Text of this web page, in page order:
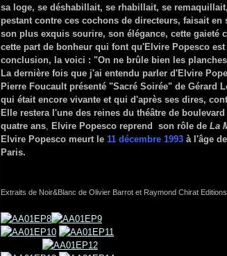
sa loge, se déshabillait, se rhabillait, se
pestant contre ces cochons de directeurs, faisait
son plus exquis sourire, son élégance, cette gaieté
cette part de bonheur qui font qu'Elvire Popesco
conclusion, la voici : "On ne brûle bien les
La dernière fois que j'ai entendu parler d'Elvire
Pierre Foucault présenté "Sacré Soirée" de Gérard
qui était encore vivante et qui d'après ses dires,
Elle restera l'une des reines du théâtre de
quatre ans, Elvire Popesco reprend son rôle de La
Elvire Popesco meurt le 11 décembre 1993 à l'âge
Paris.
Extraits de Noir&Blanc de Olivier Barrot et Raymond Chirat